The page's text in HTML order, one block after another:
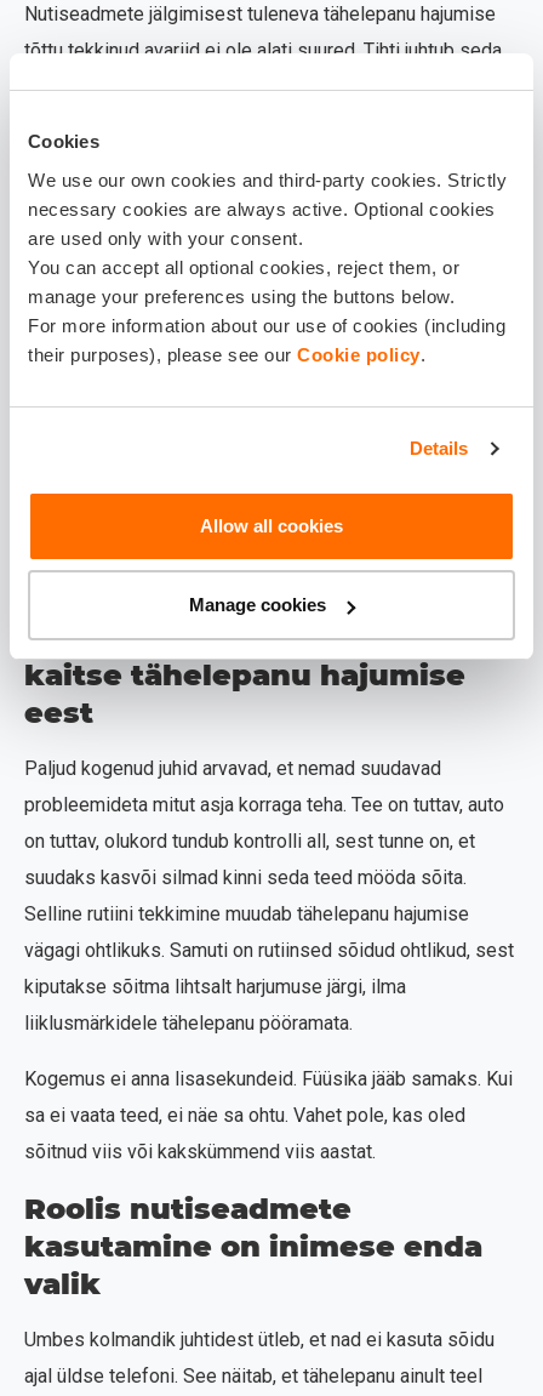
Cookies
We use our own cookies and third-party cookies. Strictly
necessary cookies are always active. Optional cookies
are used only with your consent.
You can accept all optional cookies, reject them, or
manage your preferences using the buttons below.
For more information about our use of cookies (including
their purposes), please see our Cookie policy.
Details
Allow all cookies
Manage cookies
Nutiseadmete jälgimisest tuleneva tähelepanu hajumise
tõttu tekkinud avariid ei ole alati suured. Tihti juhtub seda,
et:
parklas riivatakse teist autot;
tagurdades ei märgata posti ja sõidetakse
sellele otsa;
sõidetakse suure hooga madala äärekivi
peale, mis teeb autole kahju;
sisse.
väga kurvad.
„Ma olen kogenud juht“ ei
kaitse tähelepanu hajumise
eest
Paljud kogenud juhid arvavad, et nemad suudavad
probleemideta mitut asja korraga teha. Tee on tuttav, auto
on tuttav, olukord tundub kontrolli all, sest tunne on, et
suudaks kasvõi silmad kinni seda teed mööda sõita.
Selline rutiini tekkimine muudab tähelepanu hajumise
vägagi ohtlikuks. Samuti on rutiinsed sõidud ohtlikud, sest
kiputakse sõitma lihtsalt harjumuse järgi, ilma
liiklusmärkidele tähelepanu pööramata.
Kogemus ei anna lisasekundeid. Füüsika jääb samaks. Kui
sa ei vaata teed, ei näe sa ohtu. Vahet pole, kas oled
sõitnud viis või kakskümmend viis aastat.
Roolis nutiseadmete
kasutamine on inimese enda
valik
Umbes kolmandik juhtidest ütleb, et nad ei kasuta sõidu
ajal üldse telefoni. See näitab, et tähelepanu ainult teel